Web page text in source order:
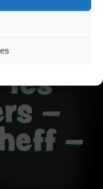
les
–
–